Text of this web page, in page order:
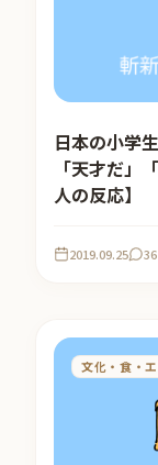
日本の小学
「天才だ」
人の反応】
2019.09.25
文化・食・